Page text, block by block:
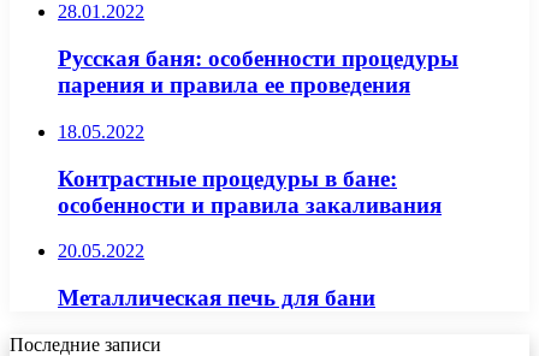
28.01.2022
Русская баня: особенности процедуры
парения и правила ее проведения
18.05.2022
Контрастные процедуры в бане:
особенности и правила закаливания
20.05.2022
Металлическая печь для бани
Последние записи